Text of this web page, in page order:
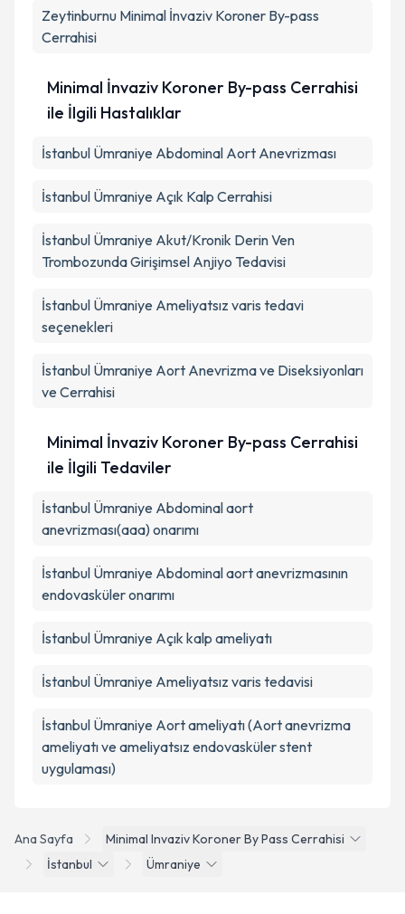
Ana Sayfa
Minimal Invaziv Koroner By Pass Cerrahisi
İstanbul
Ümraniye
Zeytinburnu Minimal İnvaziv Koroner By-pass
Cerrahisi
Minimal İnvaziv Koroner By-pass Cerrahisi
ile İlgili Hastalıklar
İstanbul Ümraniye Abdominal Aort Anevrizması
İstanbul Ümraniye Açık Kalp Cerrahisi
İstanbul Ümraniye Akut/Kronik Derin Ven
Trombozunda Girişimsel Anjiyo Tedavisi
İstanbul Ümraniye Ameliyatsız varis tedavi
seçenekleri
İstanbul Ümraniye Aort Anevrizma ve Diseksiyonları
ve Cerrahisi
Minimal İnvaziv Koroner By-pass Cerrahisi
ile İlgili Tedaviler
İstanbul Ümraniye Abdominal aort
anevrizması(aaa) onarımı
İstanbul Ümraniye Abdominal aort anevrizmasının
endovasküler onarımı
İstanbul Ümraniye Açık kalp ameliyatı
İstanbul Ümraniye Ameliyatsız varis tedavisi
İstanbul Ümraniye Aort ameliyatı (Aort anevrizma
ameliyatı ve ameliyatsız endovasküler stent
uygulaması)